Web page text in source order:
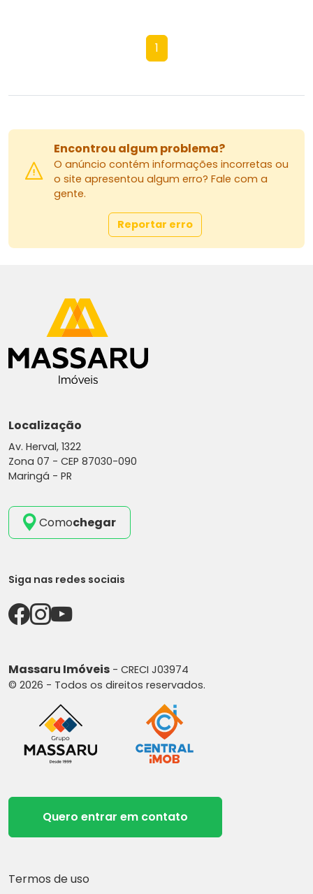
1
Encontrou algum problema?
O anúncio contém informações incorretas ou
o site apresentou algum erro? Fale com a
gente.
Reportar erro
Localização
Av. Herval, 1322
Zona 07 - CEP 87030-090
Maringá - PR
Comochegar
Siga nas redes sociais
Massaru Imóveis - CRECI J03974
© 2026 - Todos os direitos reservados.
Quero entrar em contato
Termos de uso